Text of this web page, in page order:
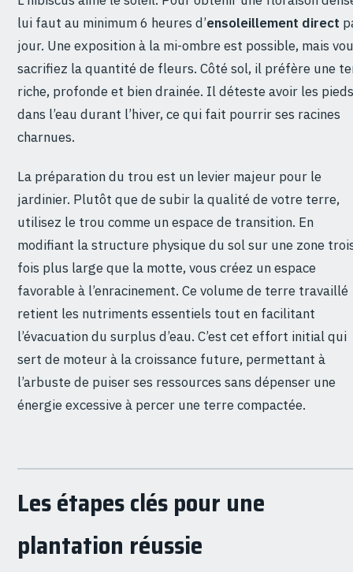
lui faut au minimum 6 heures d’ensoleillement direct
jour. Une exposition à la mi-ombre est possible, mais
sacrifiez la quantité de fleurs. Côté sol, il préfère une
riche, profonde et bien drainée. Il déteste avoir les pieds
dans l’eau durant l’hiver, ce qui fait pourrir ses racines
charnues.
La préparation du trou est un levier majeur pour le
jardinier. Plutôt que de subir la qualité de votre terre,
utilisez le trou comme un espace de transition. En
modifiant la structure physique du sol sur une zone
fois plus large que la motte, vous créez un espace
favorable à l’enracinement. Ce volume de terre travaillé
retient les nutriments essentiels tout en facilitant
l’évacuation du surplus d’eau. C’est cet effort initial qui
sert de moteur à la croissance future, permettant à
l’arbuste de puiser ses ressources sans dépenser une
énergie excessive à percer une terre compactée.
Les étapes clés pour une
plantation réussie